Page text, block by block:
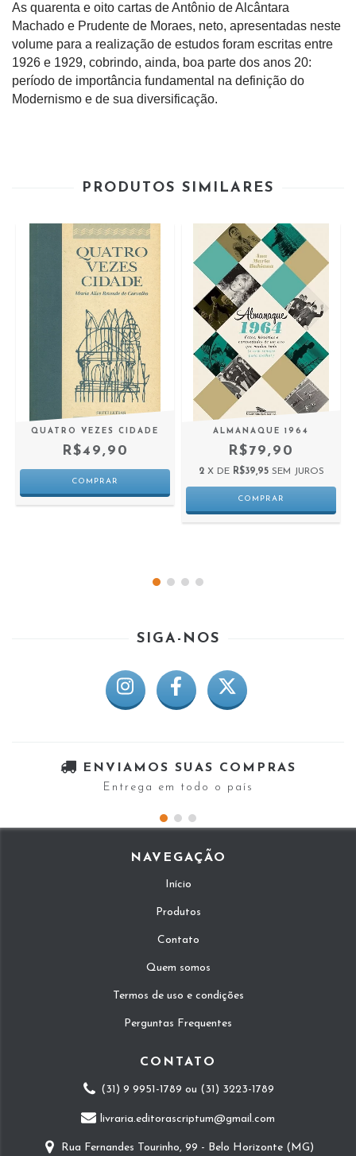
As quarenta e oito cartas de Antônio de Alcântara
Machado e Prudente de Moraes, neto, apresentadas neste
volume para a realização de estudos foram escritas entre
1926 e 1929, cobrindo, ainda, boa parte dos anos 20:
período de importância fundamental na definição do
Modernismo e de sua diversificação.
PRODUTOS SIMILARES
QUATRO VEZES CIDADE
R$49,90
ALMANAQUE 1964
R$79,90
2 X DE R$39,95 SEM JUROS
SIGA-NOS
ENVIAMOS SUAS COMPRAS
Entrega em todo o país
NAVEGAÇÃO
Início
Produtos
Contato
Quem somos
Termos de uso e condições
Perguntas Frequentes
CONTATO
(31) 9 9951-1789 ou (31) 3223-1789
livraria.editorascriptum@gmail.com
Rua Fernandes Tourinho, 99 - Belo Horizonte (MG)